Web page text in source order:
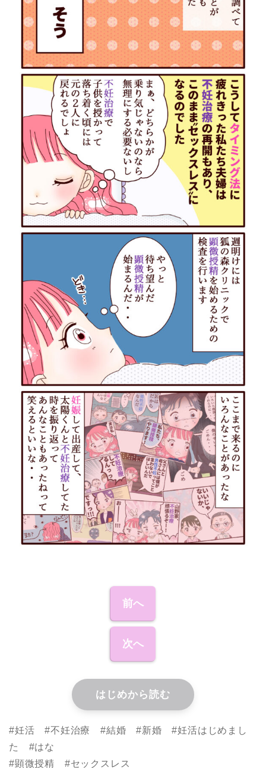
前へ
次へ
はじめから読む
#妊活 #不妊治療 #結婚 #新婚 #妊活はじめまし
た #はな
#顕微授精 #セックスレス